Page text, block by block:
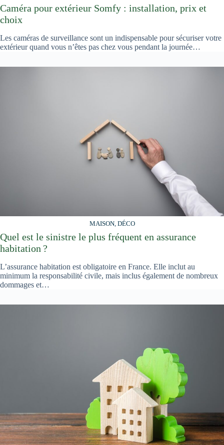
Caméra pour extérieur Somfy : installation, prix et
choix
Les caméras de surveillance sont un indispensable pour sécuriser votre
extérieur quand vous n’êtes pas chez vous pendant la journée…
MAISON, DÉCO
Quel est le sinistre le plus fréquent en assurance
habitation ?
L’assurance habitation est obligatoire en France. Elle inclut au
minimum la responsabilité civile, mais inclus également de nombreux
dommages et…